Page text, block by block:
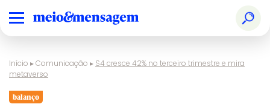
Início ▸Comunicação ▸ S4 cresce 42% no terceiro trimestre e mira
metaverso
balanço